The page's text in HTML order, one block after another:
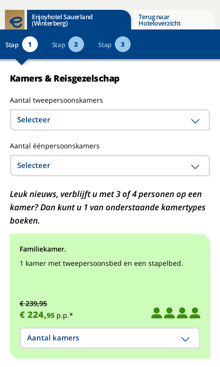
Enjoyhotel Sauerland
(Winterberg)
Terug naar
Hoteloverzicht
Stap 1 Stap 2 Stap 3
Kamers & Reisgezelschap
Aantal tweepersoonskamers
Selecteer
Aantal éénpersoonskamers
Selecteer
Leuk nieuws, verblijft u met 3 of 4 personen op een
kamer? Dan kunt u 1 van onderstaande kamertypes
boeken.
Familiekamer.
1 kamer met tweepersoonsbed en een stapelbed.
€ 239,95
€ 224,95 p.p.*
Aantal kamers